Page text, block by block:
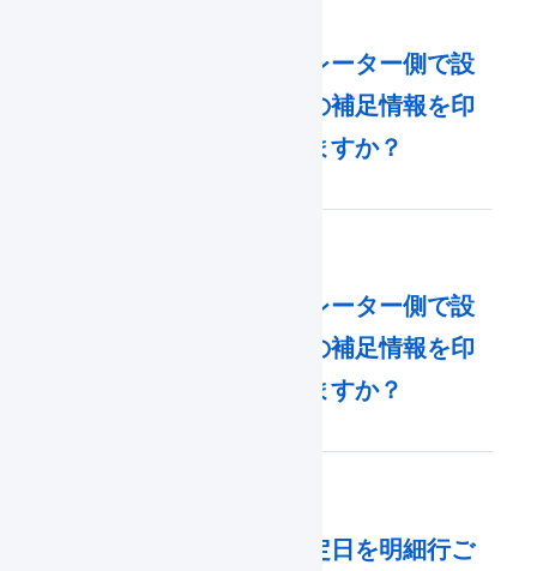
入荷予定表にオペレーター側で設
定した商品マスタの補足情報を印
字することはできますか？
出荷指示書にオペレーター側で設
定した商品マスタの補足情報を印
字することはできますか？
入荷予定の入荷予定日を明細行ご